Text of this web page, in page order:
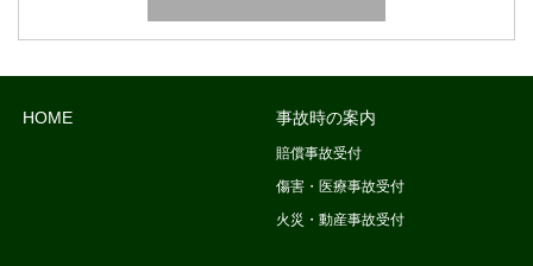
HOME 事故時の案内
賠償事故受付
傷害・医療事故受付
火災・動産事故受付